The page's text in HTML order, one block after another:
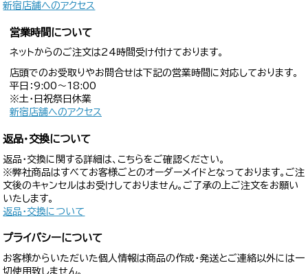
新宿店舗へのアクセス
営業時間について
ネットからのご注文は24時間受け付けております。
店頭でのお受取りやお問合せは下記の営業時間に対応しております。
平日：9:00〜18:00
※土・日祝祭日休業
新宿店舗へのアクセス
返品・交換について
返品・交換に関する詳細は、こちらをご確認ください。
※弊社商品はすべてお客様ごとのオーダーメイドとなっております。ご注
文後のキャンセルはお受けしておりません。ご了承の上ご注文をお願い
いたします。
返品・交換について
プライバシーについて
お客様からいただいた個人情報は商品の作成・発送とご連絡以外には一
切使用致しません。